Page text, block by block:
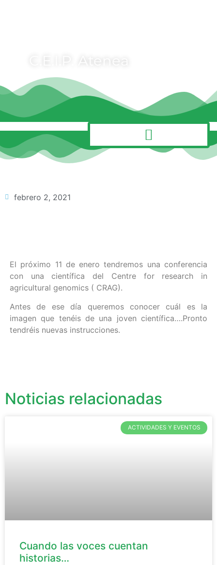
MENÚ
febrero 2, 2021
El próximo 11 de enero tendremos una conferencia
con una científica del Centre for research in
agricultural genomics ( CRAG).
Antes de ese día queremos conocer cuál es la
imagen que tenéis de una joven científica….Pronto
tendréis nuevas instrucciones.
Noticias relacionadas
ACTIVIDADES Y EVENTOS
Cuando las voces cuentan
historias…